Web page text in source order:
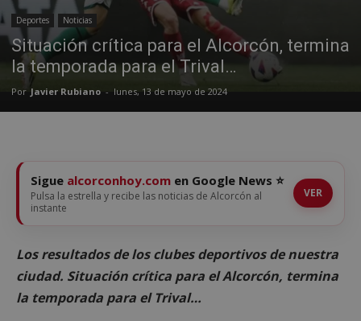
Deportes Noticias
Situación crítica para el Alcorcón, termina
la temporada para el Trival…
Por Javier Rubiano - lunes, 13 de mayo de 2024
Sigue alcorconhoy.com en Google News ⭐
Pulsa la estrella y recibe las noticias de Alcorcón al
instante
VER
Los resultados de los clubes deportivos de nuestra
ciudad. Situación crítica para el Alcorcón, termina
la temporada para el Trival…